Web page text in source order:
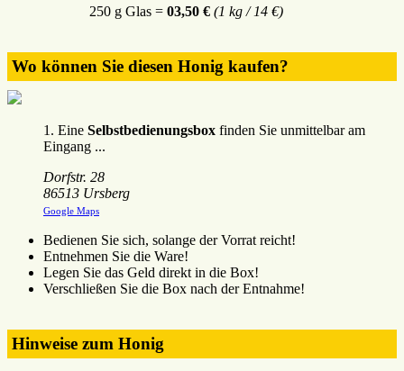
250 g Glas =03,50 € (1 kg / 14 €)
Wo können Sie diesen Honig kaufen?
1. Eine Selbstbedienungsbox finden Sie unmittelbar am
Eingang ...
Dorfstr. 28
86513 Ursberg
Google Maps
Bedienen Sie sich, solange der Vorrat reicht!
Entnehmen Sie die Ware!
Legen Sie das Geld direkt in die Box!
Verschließen Sie die Box nach der Entnahme!
Hinweise zum Honig